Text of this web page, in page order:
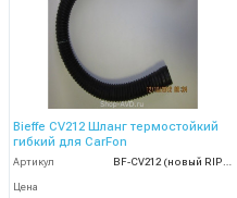
Bieffe CV212 Шланг термостойкий
гибкий для CarFon
Артикул BF-CV212 (новый RIP5601)
Цена